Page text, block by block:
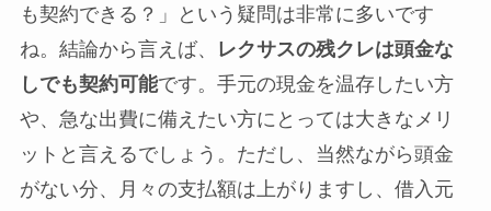
も契約できる？」という疑問は非常に多いです
ね。結論から言えば、
レクサスの残クレは頭金な
しでも契約可能です。手元の現金を温存したい方
や、急な出費に備えたい方にとっては大きなメリ
ットと言えるでしょう。ただし、当然ながら頭金
がない分、月々の支払額は上がりますし、借入元